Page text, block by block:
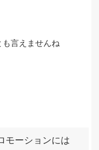
言えませんね
モーションには